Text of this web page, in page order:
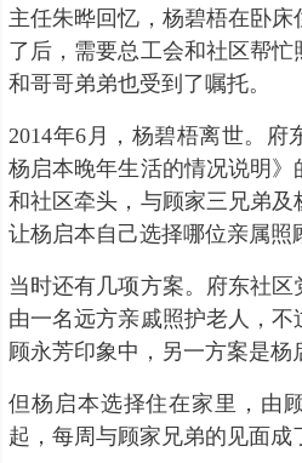
主任朱晔回忆，杨碧梧在卧
了后，需要总工会和社区帮
和哥哥弟弟也受到了嘱托。
2014年6月，杨碧梧离世。府
杨启本晚年生活的情况说明
和社区牵头，与顾家三兄弟及
让杨启本自己选择哪位亲属照
当时还有几项方案。府东社
由一名远方亲戚照护老人，不
顾永芳印象中，另一方案是杨
但杨启本选择住在家里，由
起，每周与顾家兄弟的见面成